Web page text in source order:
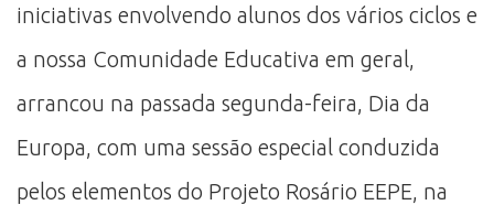
iniciativas envolvendo alunos dos vários ciclos e
a nossa Comunidade Educativa em geral,
arrancou na passada segunda-feira, Dia da
Europa, com uma sessão especial conduzida
pelos elementos do Projeto Rosário EEPE, na